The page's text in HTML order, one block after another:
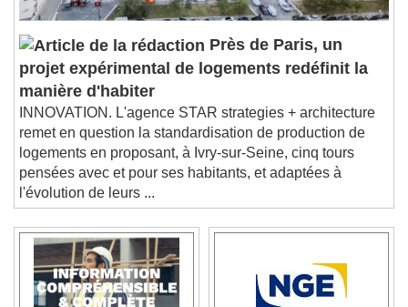
Près de Paris, un
projet expérimental de logements redéfinit la
manière d'habiter
INNOVATION. L'agence STAR strategies + architecture
remet en question la standardisation de production de
logements en proposant, à Ivry-sur-Seine, cinq tours
pensées avec et pour ses habitants, et adaptées à
l'évolution de leurs ...